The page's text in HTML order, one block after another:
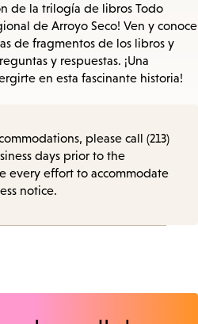
de la trilogía de libros Todo
de Arroyo Seco! Ven y conoce
de fragmentos de los libros y
y respuestas. ¡Una
en esta fascinante historia!
please call (213)
days prior to the
every effort to accommodate
notice.